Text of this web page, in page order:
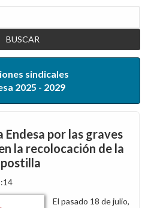
sindicales
2025 - 2029
por las graves
la recolocación de la
El pasado 18 de julio,